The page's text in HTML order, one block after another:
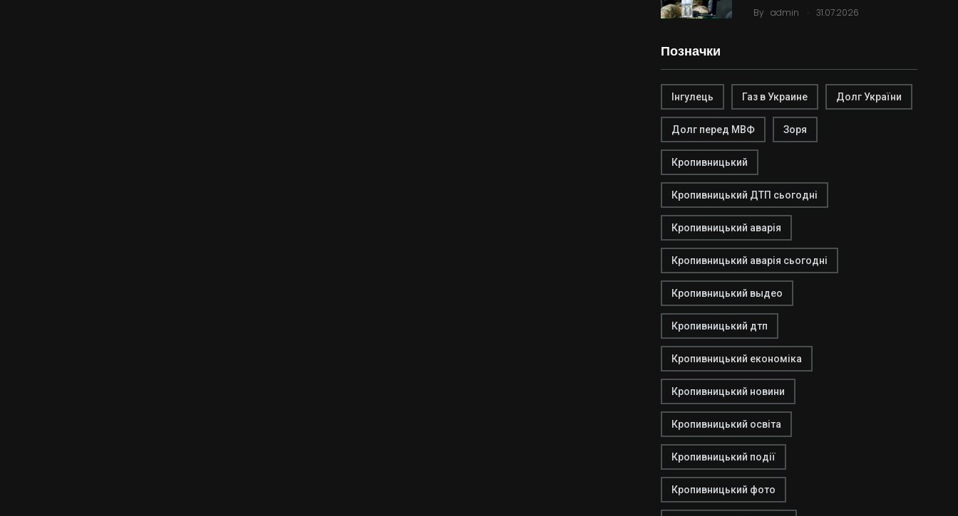
By admin . 31.07.2026
Позначки
Інгулець Газ в Украине Долг України
Долг перед МВФ Зоря
Кропивницький
Кропивницький ДТП сьогодні
Кропивницький аварія
Кропивницький аварія сьогодні
Кропивницький выдео
Кропивницький дтп
Кропивницький економіка
Кропивницький новини
Кропивницький освіта
Кропивницький події
Кропивницький фото